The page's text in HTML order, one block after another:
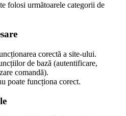
folosi următoarele categorii de
corectă a site-ului.
de bază (autentificare,
comandă).
poate funcționa corect.